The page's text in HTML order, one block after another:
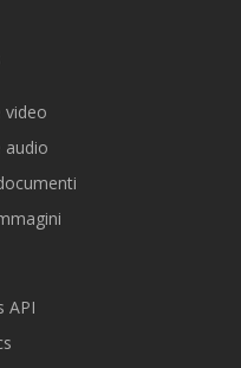
video
audio
API